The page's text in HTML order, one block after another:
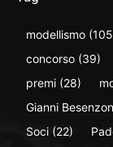
modellismo
concorso (39)
premi (28)
Gianni Besenzon
Soci (22)